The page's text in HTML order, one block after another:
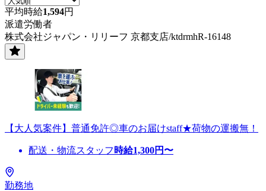
平均時給1,594円
派遣労働者
株式会社ジャパン・リリーフ 京都支店/ktdrmhR-16148
【大人気案件】普通免許◎車のお届けstaff★荷物の運搬無！
配送・物流スタッフ 時給1,300円〜
勤務地